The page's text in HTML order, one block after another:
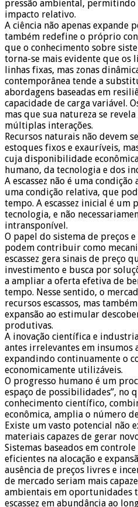
pressão ambiental,
impacto relativo.
A ciência não apenas expande
também redefine o próprio
que o conhecimento sobre
torna-se mais evidente que os
linhas fixas, mas zonas
contemporânea tende a
abordagens baseadas em
capacidade de carga variável.
mas que sua natureza se
múltiplas interações.
Recursos naturais não devem
estoques fixos e exauríveis,
cuja disponibilidade
humano, da tecnologia e dos
A escassez não é uma
uma condição relativa, que
tempo. A escassez inicial é um
tecnologia, e não
intransponível.
O papel do sistema de preços
podem contribuir como
escassez gera sinais de preço
investimento e busca por
a ampliar a oferta efetiva de
tempo. Nesse sentido, o
recursos escassos, mas
expansão ao estimular
produtivas.
A inovação científica e
antes irrelevantes em insumos
expandindo continuamente o
economicamente utilizáveis.
O progresso humano é um
espaço de possibilidades”, no
conhecimento científico,
econômica, amplia o número
Existe um vasto potencial não
materiais capazes de gerar
Sistemas baseados em
eficientes na alocação e
ausência de preços livres e
de mercado seriam mais
ambientais em oportunidades
escassez em abundância ao